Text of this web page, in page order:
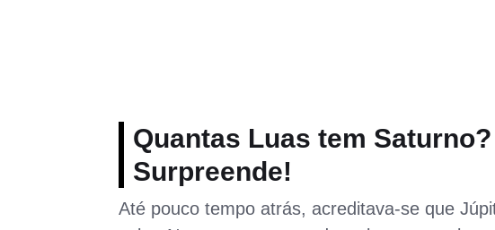
Quantas Luas tem
Surpreende!
Até pouco tempo atrás, acreditava-se que